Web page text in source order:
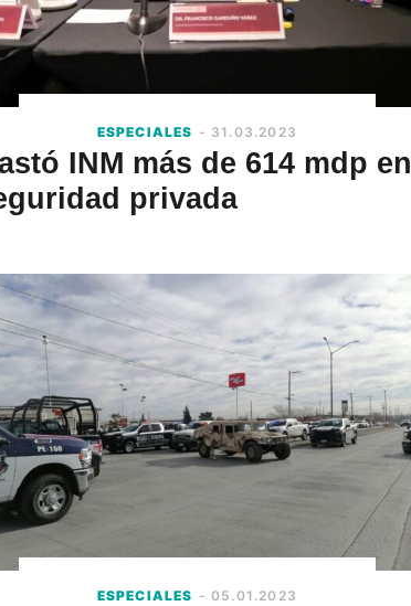
ESPECIALES - 31.03.2023
INM más de 614 mdp en
privada
ESPECIALES - 05.01.2023